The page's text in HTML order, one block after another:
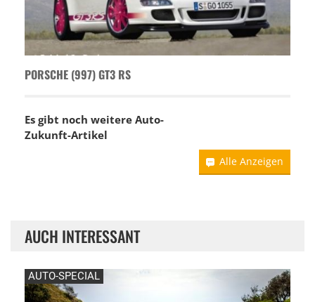
PORSCHE (997) GT3 RS
Es gibt noch weitere Auto-
Zukunft-Artikel
Alle Anzeigen
AUCH INTERESSANT
AUTO-SPECIAL